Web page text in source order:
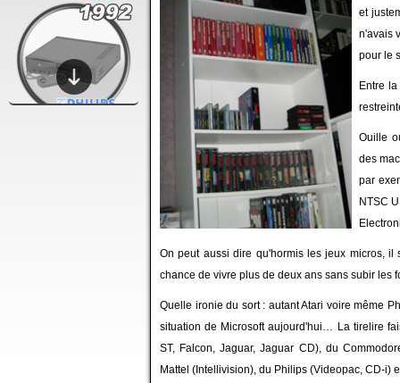
et
n'avais
pour le
Entre
Ouille
des
par
NTSC
On peut aussi dire qu'hormis les jeux micros,
chance de vivre plus de deux ans sans subir
Quelle ironie du sort : autant Atari voire même
situation de Microsoft aujourd'hui… La tirelire
ST, Falcon, Jaguar, Jaguar CD), du
Mattel (Intellivision), du Philips (Videopac, CD-